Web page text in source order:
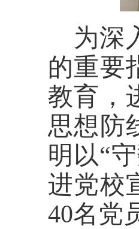
为深
的重要
教育，
思想防
明 以“
进党校
40名党